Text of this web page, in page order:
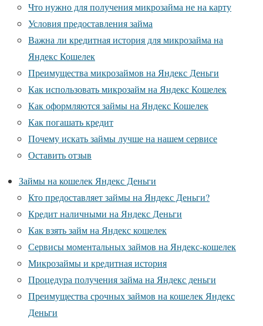
Что нужно для получения микрозайма не на карту
Условия предоставления займа
Важна ли кредитная история для микрозайма на
Яндекс Кошелек
Преимущества микрозаймов на Яндекс Деньги
Как использовать микрозайм на Яндекс Кошелек
Как оформляются займы на Яндекс Кошелек
Как погашать кредит
Почему искать займы лучше на нашем сервисе
Оставить отзыв
Займы на кошелек Яндекс Деньги
Кто предоставляет займы на Яндекс Деньги?
Кредит наличными на Яндекс Деньги
Как взять займ на Яндекс кошелек
Сервисы моментальных займов на Яндекс-кошелек
Микрозаймы и кредитная история
Процедура получения займа на Яндекс деньги
Преимущества срочных займов на кошелек Яндекс
Деньги